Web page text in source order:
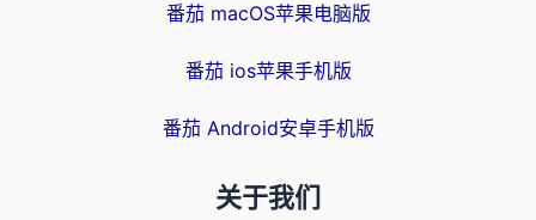
番茄 macOS苹果电脑版
番茄 ios苹果手机版
番茄 Android安卓手机版
关于我们